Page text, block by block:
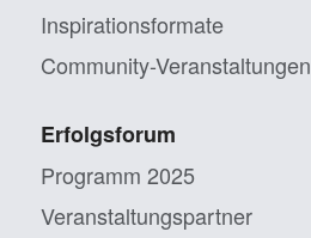
Inspirationsformate
Community-Veranstaltungen
Erfolgsforum
Programm 2025
Veranstaltungs­partner